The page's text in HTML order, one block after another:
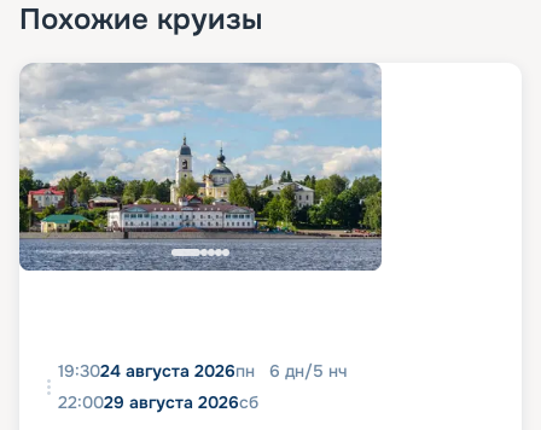
Похожие круизы
19:3024 августа 2026пн 6 дн/5 нч
22:0029 августа 2026сб